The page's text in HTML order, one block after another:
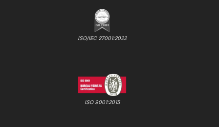
ISO/IEC 27001:2022
ISO 9001:2015